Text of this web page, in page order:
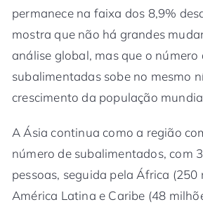
permanece na faixa dos 8,9%
mostra que não há grandes
análise global, mas que o número
subalimentadas sobe no mesmo
crescimento da população
A Ásia continua como a região
número de subalimentados, com
pessoas, seguida pela África (250
América Latina e Caribe (48